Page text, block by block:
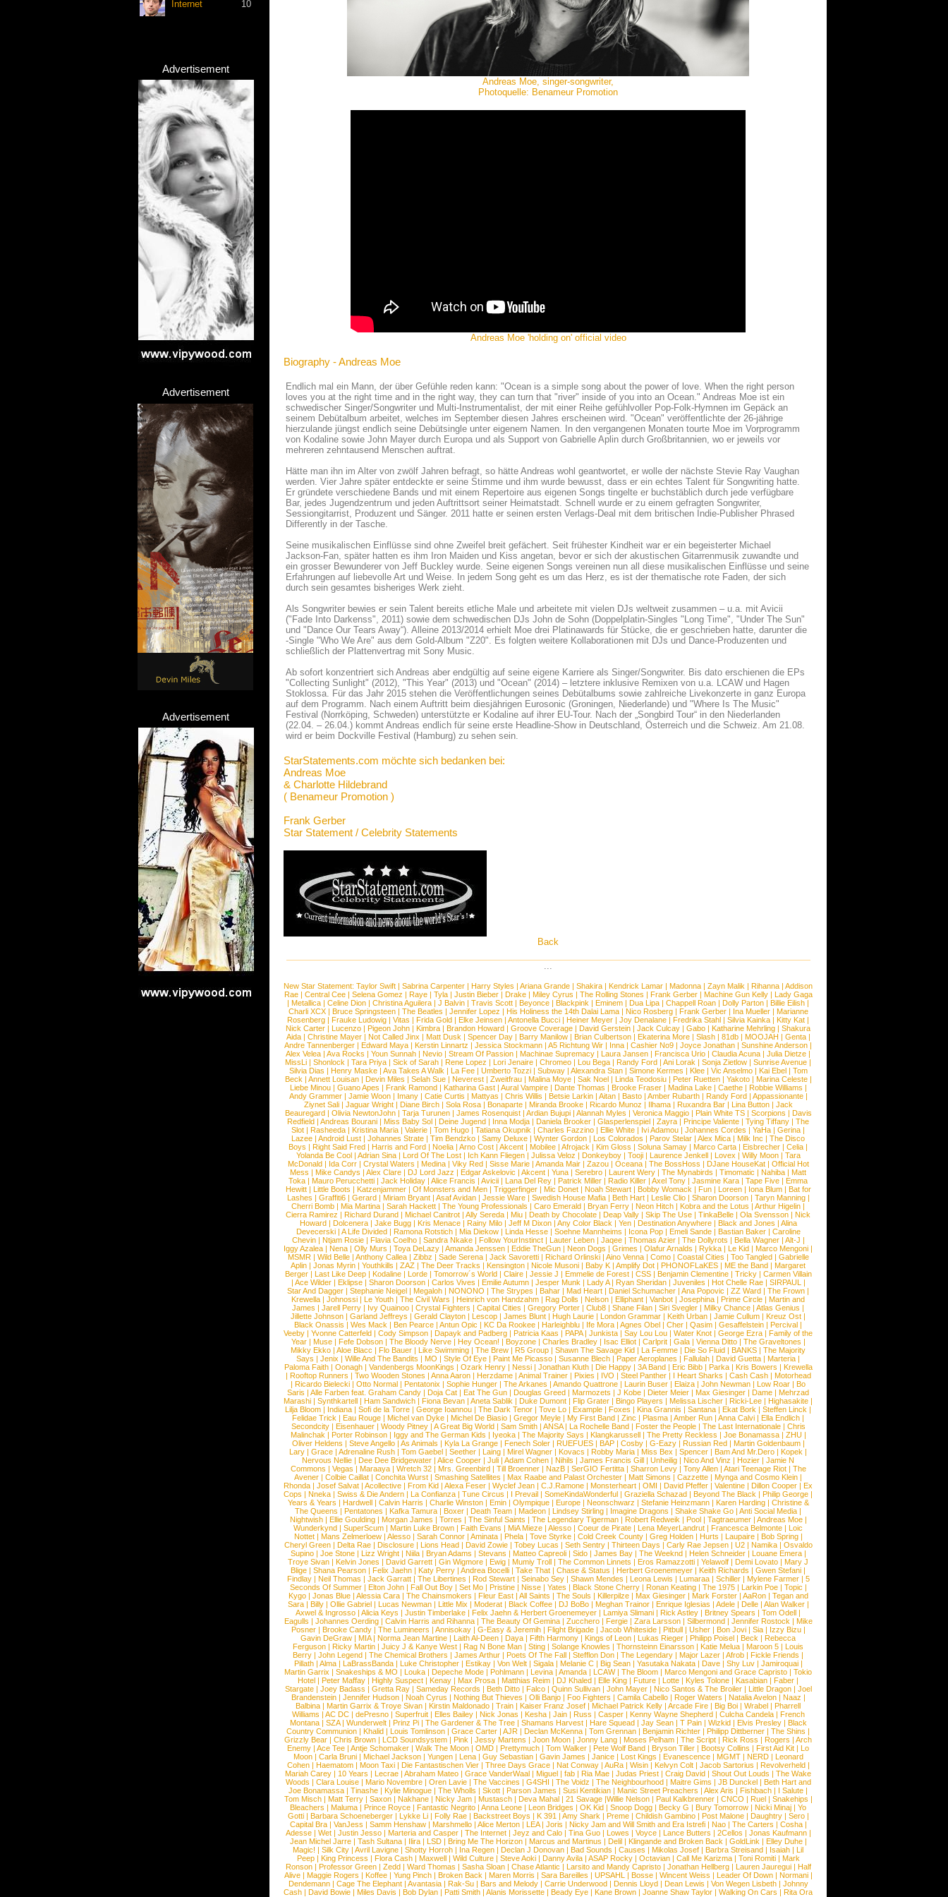
Internet 10
Advertisement
Advertisement
Advertisement
Andreas Moe, singer-songwriter,
Photoquelle: Benameur Promotion
Andreas Moe 'holding on' official video
Biography - Andreas Moe
Endlich mal ein Mann, der über Gefühle reden kann: "Ocean is a simple song about the power of love. When the right person
loves you at the right time and in the right way, they can turn that "river" inside of you into an Ocean." Andreas Moe ist ein
schwedischer Singer/Songwriter und Multi-Instrumentalist, der mit einer Reihe gefühlvoller Pop-Folk-Hymnen im Gepäck an
seinem Debütalbum arbeitet, welches im September diesen Jahres erscheinen wird. "Ocean" veröffentlichte der 26-jährige
hierzulande jüngst endlich seine Debütsingle unter eigenem Namen. In den vergangenen Monaten tourte Moe im Vorprogramm
von Kodaline sowie John Mayer durch Europa und als Support von Gabrielle Aplin durch Großbritannien, wo er jeweils vor
mehreren zehntausend Menschen auftrat.
Hätte man ihn im Alter von zwölf Jahren befragt, so hätte Andreas wohl geantwortet, er wolle der nächste Stevie Ray Vaughan
werden. Vier Jahre später entdeckte er seine Stimme und ihm wurde bewusst, dass er ein echtes Talent für Songwriting hatte.
Er gründete verschiedene Bands und mit einem Repertoire aus eigenen Songs tingelte er buchstäblich durch jede verfügbare
Bar, jedes Jugendzentrum und jeden Auftrittsort seiner Heimatstadt. Schnell wurde er zu einem gefragten Songwriter,
Sessiongitarrist, Produzent und Sänger. 2011 hatte er seinen ersten Verlags-Deal mit dem britischen Indie-Publisher Phrased
Differently in der Tasche.
Seine musikalischen Einflüsse sind ohne Zweifel breit gefächert. Seit frühester Kindheit war er ein begeisterter Michael
Jackson-Fan, später hatten es ihm Iron Maiden und Kiss angetan, bevor er sich der akustischen Gitarrenmusik zuwandte und
ein grosser Bewunderer von Jeff Buckley wurde. Seine eigenen Songs vereinen nun all diese musikalischen Einflüsse und seine
Erfahrungen auf liebevolle Art und Weise. In jedem Song geht es um das Herz, es ist der thematische rote Faden, der sich
durch sein gesamtes bisheriges Werk zieht.
Als Songwriter bewies er sein Talent bereits etliche Male und arbeitete mit vielen DJs weltweit zusammen – u.a. mit Avicii
("Fade Into Darkenss", 2011) sowie dem schwedischen DJs John de Sohn (Doppelplatin-Singles "Long Time", "Under The Sun"
und "Dance Our Tears Away“). Alleine 2013/2014 erhielt Moe drei Platinawards für Stücke, die er geschrieben hatte, darunter die
-Single "Who We Are" aus dem Gold-Album "Z20". Es folgten weitere Kollaborationen mit DJs und Dance-Produzenten und
schließlich der Plattenvertrag mit Sony Music.
Ab sofort konzentriert sich Andreas aber endgültig auf seine eigene Karriere als Singer/Songwriter. Bis dato erschienen die EPs
"Collecting Sunlight" (2012), "This Year" (2013) und "Ocean" (2014) – letztere inklusive Remixen von u.a. LCAW und Hagen
Stoklossa. Für das Jahr 2015 stehen die Veröffentlichungen seines Debütalbums sowie zahlreiche Livekonzerte in ganz Europa
auf dem Programm. Nach einem Auftritt beim diesjährigen Eurosonic (Groningen, Niederlande) und "Where Is The Music"
Festival (Norrköping, Schweden) unterstützte er Kodaline auf ihrer EU-Tour. Nach der „Songbird Tour“ in den Niederlanden
(22.04. – 26.04.) kommt Andreas endlich für seine erste Headline-Show in Deutschland, Österreich und die Schweiz. Am 21.08.
wird er beim Dockville Festival (Hamburg) zu sehen sein.
StarStatements.com möchte sich bedanken bei:
Andreas Moe
& Charlotte Hildebrand
( Benameur Promotion )
Frank Gerber
Star Statement / Celebrity Statements
Back
...
New Star Statement: Taylor Swift | Sabrina Carpenter | Harry Styles | Ariana Grande | Shakira | Kendrick Lamar | Madonna | Zayn Malik | Rihanna | Addison
Rae| Central Cee| Selena Gomez | Raye| Tyla| Justin Bieber| Drake| Miley Cyrus | The Rolling Stones | Frank Gerber| Machine Gun Kelly| Lady Gaga
| Metallica | Celine Dion | Christina Aguilera | J Balvin | Travis Scott | Beyonce | Blackpink | Eminem | Dua Lipa | Chappell Roan | Dolly Parton | Billie Eilish |
Charli XCX| Bruce Springsteen| The Beatles | Jennifer Lopez | His Holiness the 14th Dalai Lama| Nico Rosberg| Frank Gerber| Ina Mueller| Marianne
Rosenberg | Frauke Ludowig | Vitas | Frida Gold | Elke Jeinsen | Antonella Bucci | Heiner Meyer | Joy Denalane | Fredrika Stahl | Silvia Kainka | Kitty Kat |
Nick Carter | Lucenzo | Pigeon John | Kimbra | Brandon Howard | Groove Coverage | David Gerstein | Jack Culcay | Gabo | Katharine Mehrling | Shakura
Aida| Christine Mayer| Not Called Jinx | Matt Dusk | Spencer Day| Barry Manilow| Brian Culbertson| Ekaterina More| Slash| 81db| MOOJAH | Genta|
Andre Tannenberger | Edward Maya | Kerstin Linnartz | Jessica Stockmann | A5 Richtung Wir | Inna | Cashier No9 | Joyce Jonathan | Sunshine Anderson |
Alex Velea | Ava Rocks | Youn Sunnah | Nevio | Stream Of Passion | Machinae Supremacy | Laura Jansen | Francisca Urio | Claudia Acuna | Julia Dietze |
MissLi | Shonlock | Tara Priya | Sick of Sarah | Rene Lopez | Lori Jenaire | Chromeo | Lou Bega | Randy Ford | Ani Lorak | Sonja Zietlow | Sunrise Avenue |
Silvia Dias | Henry Maske| Ava Takes A Walk | La Fee| Umberto Tozzi| Subway| Alexandra Stan| Simone Kermes | Klee| Vic Anselmo| Kai Ebel| Tom
Beck | Annett Louisan| Devin Miles | Selah Sue| Neverest| Zweitfrau| Malina Moye| Sak Noel| Linda Teodosiu| Peter Ruetten| Yakoto| Marina Celeste|
Liebe Minou| Guano Apes | Frank Ramond| Katharina Gast| Aural Vampire| Dante Thomas | Brooke Fraser| Madina Lake| Caethe| Robbie Williams |
Andy Grammer| Jamie Woon| Imany| Catie Curtis | Mattyas | Chris Willis | Betsie Larkin| Aitan| Basto| Amber Rubarth| Randy Ford| Appassionante|
Ziynet Sali| Jaguar Wright| Diane Birch| Sola Rosa| Bonaparte| Miranda Brooke| Ricardo Munoz | Ilhama| Ruxandra Bar| Lina Button| Jack
Beauregard| Olivia NewtonJohn| Tarja Turunen| James Rosenquist| Ardian Bujupi| Alannah Myles | Veronica Maggio| Plain White TS| Scorpions | Davis
Redfield | Andreas Bourani | Miss Baby Sol | Deine Jugend | Inna Modja | Daniela Brooker | Glasperlenspiel | Zayra | Principe Valiente | Tying Tiffany | The
Slot | Rasheeda | Kristina Maria | Valerie | Tom Hugo | Tatiana Okupnik | Charles Fazzino | Ellie White | Ivi Adamou | Johannes Cordes | YaHa | Gerina |
Lazee | Android Lust | Johannes Strate | Tim Bendzko | Samy Deluxe | Wynter Gordon | Los Colorados | Parov Stelar | Alex Mica | Milk Inc | The Disco
Boys | Right Said Fred | Harris and Ford | Noelia | Arno Cost | Akcent | Mobilee | Afrojack | Kim Gloss | Soluna Samay | Marco Carta | Eisbrecher | Celia |
Yolanda Be Cool| Adrian Sina| Lord Of The Lost| Ich Kann Fliegen| Julissa Veloz | Donkeyboy| Tooji| Laurence Jenkell| Lovex | Willy Moon| Tara
McDonald| Ida Corr| Crystal Waters | Medina| Viky Red| Sisse Marie| Amanda Mair| Zazou| Oceana| The BossHoss | DJane HouseKat| Official Hot
Mess | Mike Candys | Alex Clare | DJ Lord Jazz | Edgar Askelovic | Akcent | Yuna | Serebro | Laurent Wery | The Mynabirds | Timomatic | Nahiba | Matt
Toka | Mauro Perucchetti | Jack Holiday | Alice Francis | Avicii | Lana Del Rey | Patrick Miller | Radio Killer | Axel Tony | Jasmine Kara | Tape Five | Emma
Hewitt| Little Boots | Katzenjammer| Of Monsters and Men| Triggerfinger| Mic Donet| Noah Stewart| Bobby Womack | Fun| Loreen| Iona Blum| Bat for
Lashes | Graffiti6| Gerard| Miriam Bryant| Asaf Avidan| Jessie Ware| Swedish House Mafia| Beth Hart| Leslie Clio| Sharon Doorson| Taryn Manning|
Cherri Bomb | Mia Martina | Sarah Hackett | The Young Professionals | Caro Emerald | Bryan Ferry | Neon Hitch | Kobra and the Lotus | Arthur Higelin |
Cierra Ramirez | Richard Durand | Michael Canitrot | Ally Sereda | Miu | Death by Chocolate | Deap Vally | Skip The Use | TinkaBelle | Ola Svensson | Nick
Howard| Dolcenera| Jake Bugg| Kris Menace| Rainy Milo| Jeff M Dixon| Any Color Black | Yen| Destination Anywhere| Black and Jones | Alina
Devecerski| A Life Divided| Ramona Rotstich| Mia Diekow| Linda Hesse| Soehne Mannheims | Icona Pop| Emeli Sande| Bastian Baker| Caroline
Chevin| Ntjam Rosie| Flavia Coelho| Sandra Nkake| Follow YourInstinct| Lauter Leben| Jaqee| Thomas Azier| The Dollyrots | Bella Wagner| Alt-J |
Iggy Azalea | Nena | Olly Murs | Toya DeLazy | Amanda Jenssen | Eddie TheGun | Neon Dogs | Grimes | Olafur Arnalds | Rykka | Le Kid | Marco Mengoni |
MSMR| Wild Belle| Anthony Callea| Zibbz | Sade Serena| Jack Savoretti| Richard Orlinski| Aino Venna| Como| Coastal Cities | Too Tangled| Gabrielle
Aplin | Jonas Myrin | Youthkills | ZAZ | The Deer Tracks | Kensington | Nicole Musoni | Baby K | Amplify Dot | PHONOFLaKES | ME the Band | Margaret
Berger| Last Like Deep| Kodaline| Lorde| Tomorrow´s World| Claire| Jessie J | Emmelie de Forest| CSS| Benjamin Clementine| Tricky| Carmen Villain
| Ace Wilder| Eklipse| Sharon Doorson| Carlos Vives | Emilie Autumn| Jesper Munk | Lady A| Ryan Sheridan| Juveniles | Hot Chelle Rae| SIRPAUL
|
Star And Dagger | Stephanie Neigel | Megaloh | NONONO | The Strypes | Bahar | Mad Heart | Daniel Schumacher | Ana Popovic | ZZ Ward | The Frown |
Krewella | Johnossi | Le Youth | The Civil Wars | Heinrich von Handzahm | Rag Dolls | Nelson | Elliphant | Vanbot | Josephina | Prime Circle | Martin and
James | Jarell Perry | Ivy Quainoo | Crystal Fighters | Capital Cities | Gregory Porter | Club8 | Shane Filan | Siri Svegler | Milky Chance | Atlas Genius |
Jillette Johnson | Garland Jeffreys | Gerald Clayton | Lescop | James Blunt | Hugh Laurie | London Grammar | Keith Urban | Jamie Cullum | Kreuz Ost |
Black Onassis | Wes Mack | Ben Pearce | Antun Opic | KC Da Rookee | Harleighblu | Ife Mora | Agnes Obel | Cher | Qasim | Gesaffelstein | Percival |
Veeby | Yvonne Catterfeld | Cody Simpson | Dapayk and Padberg | Patricia Kaas | PAPA| Junkista | Say Lou Lou | Water Knot | George Ezra | Family of the
Year| Muse| Fefe Dobson| The Bloody Nerve| Hey Ocean! | Boyzone| Charles Bradley| Isac Elliot| Carlprit| Gala| Vienna Ditto| The Graveltones |
Mikky Ekko | Aloe Blacc | Flo Bauer | Like Swimming | The Brew | R5 Group | Shawn The Savage Kid | La Femme | Die So Fluid | BANKS | The Majority
Says | Jenix | Wille And The Bandits | MO | Style Of Eye | Paint Me Picasso | Susanne Blech | Paper Aeroplanes | Fallulah | David Guetta | Marteria |
Paloma Faith| Oonagh| Vandenbergs MoonKings | Ozark Henry| Nessi| Jonathan Kluth| Die Happy| 3A Band| Eric Bibb| Parka| Kris Bowers | Krewella
| Rooftop Runners | Two Wooden Stones | Anna Aaron| Herzdame| Animal Trainer| Pixies | IVO | Steel Panther| I Heart Sharks | Cash Cash| Motorhead
| Ricardo Bielecki | Otto Normal | Pentatonix | Sophie Hunger | The Arkanes | Amando Quattrone | Laurin Buser | Elaiza | John Newman | Low Roar | Bo
Saris | Alle Farben feat. Graham Candy | Doja Cat | Eat The Gun | Douglas Greed | Marmozets | J Kobe | Dieter Meier | Max Giesinger | Dame | Mehrzad
Marashi | Synthkartell | Ham Sandwich | Fiona Bevan | Aneta Sablik | Duke Dumont | Flip Grater | Bingo Players | Melissa Lischer | Ricki-Lee | Highasakite |
Lilja Bloom | Indiana | Sofi de la Torre | George Ioannou | The Dark Tenor | Tove Lo | Example | Foxes | Kina Grannis | Santana | Ekat Bork | Steffen Linck |
Felidae Trick | Eau Rouge | Michel van Dyke | Michel De Biasio | Gregor Meyle | My First Band | Zinc | Plasma | Amber Run | Anna Calvi | Ella Endlich |
Secondcity| Eisenhauer| Woody Pitney| A Great Big World| Sam Smith| ANSA| La Rochelle Band| Foster the People| The Last Internationale| Chris
Malinchak | Porter Robinson| Iggy and The German Kids | Iyeoka| The Majority Says | Klangkarussell| The Pretty Reckless | Joe Bonamassa| ZHU|
Oliver Heldens | Steve Angello| As Animals | Kyla La Grange| Fenech Soler| RUEFUES| BAP| Cosby| G-Eazy| Russian Red| Martin Goldenbaum|
Lary | Grace | Adrenaline Rush | Tom Gaebel | Seether | Laing | Mirel Wagner | Kovacs | Robby Maria | Miss Bex | Spencer | Bam And Mr.Dero | Kopek |
Nervous Nellie | Dee Dee Bridgewater | Alice Cooper | Juli | Adam Cohen | Nihils | James Francis Gill | Unheilig | Nico And Vinz | Hozier | Jamie N
Commons | Vegas | Maraaya| Wretch 32| Mrs. Greenbird| Till Broenner| NazB| SerGIO Fertitta| Sharron Levy| Tony Allen| Atari Teenage Riot| The
Avener | Colbie Caillat | Conchita Wurst | Smashing Satellites | Max Raabe and Palast Orchester | Matt Simons | Cazzette | Mynga and Cosmo Klein |
Rhonda | Josef Salvat | Acollective | From Kid | Alexa Feser | Wyclef Jean | C.J.Ramone | Monsterheart | OMI | David Pfeffer | Valentine | Dillon Cooper | Ex
Cops | Nneka | Swiss & Die Andern | La Confianza | Tune Circus | I Prevail | SomeKindaWonderful | Graziella Schazad | Beyond The Black | Philip George |
Years & Years | Hardwell| Calvin Harris | Charlie Winston| Emin| Olympique| Europe| Neonschwarz | Stefanie Heinzmann| Karen Harding| Christine &
The Queens | Pentatones | Kafka Tamura | Boxer | Death Team | Madeon | Lindsey Stirling | Imagine Dragons | Shake Shake Go | Anti Social Media |
Nightwish| Ellie Goulding| Morgan James | Torres | The Sinful Saints | The Legendary Tigerman| Robert Redweik | Pool| Tagtraeumer| Andreas Moe|
Wunderkynd | SuperScum | Martin Luke Brown | Faith Evans | MiA Mieze | Alesso | Coeur de Pirate | Lena MeyerLandrut | Francesca Belmonte | Loic
Nottet| Mans Zelmerloew| Alesso| Sarah Connor| Aminata| Phela| Tove Styrke| Cold Creek County| Greg Holden| Hurts | Laupaire| Bob Spring|
Cheryl Green| Delta Rae| Disclosure| Lions Head| David Zowie| Tobey Lucas | Seth Sentry| Thirteen Days | Carly Rae Jepsen| U2| Namika| Osvaldo
Supino| Joe Stone| Lizz Wright| Niila| Bryan Adams | Stevans | Matteo Capreoli| Sido| James Bay| The Weeknd| Helen Schneider| Louane Emera|
Troye Sivan | Kelvin Jones | David Garrett | Gin Wigmore | Ewig | Mumiy Troll | The Common Linnets | Eros Ramazzotti | Yelawolf | Demi Lovato | Mary J
Blige | Shana Pearson | Felix Jaehn | Katy Perry | Andrea Bocelli | Take That | Chase & Status | Herbert Groenemeyer | Keith Richards | Gwen Stefani |
Findlay| Neil Thomas | Jack Garratt| The Libertines | Rod Stewart| Seinabo Sey| Shawn Mendes | Leona Lewis | Lumaraa| Schiller| Mylene Farmer| 5
Seconds Of Summer| Elton John| Fall Out Boy| Set Mo| Pristine| Nisse| Yates | Black Stone Cherry| Ronan Keating| The 1975| Larkin Poe| Topic |
Kygo| Jonas Blue| Alessia Cara| The Chainsmokers | Fleur East| All Saints | The Souls | Killerpilze| Max Giesinger| Mark Forster| AaRon| Tegan and
Sara| Billy| Ollie Gabriel| Lucas Newman| Little Mix | Moderat| Black Coffee| DJ BoBo| Meghan Trainor| Enrique Iglesias | Adele| Delle| Alan Walker|
Axwel & Ingrosso | Alicia Keys | Justin Timberlake | Felix Jaehn & Herbert Groenemeyer | Lamiya Slimani | Rick Astley | Britney Spears | Tom Odell |
Eagulls | Johannes Oerding| Calvin Harris and Rihanna| The Beauty Of Gemina| Zucchero| Fergie| Zara Larsson| Silbermond| Jennifer Rostock | Mike
Posner| Brooke Candy| The Lumineers | Annisokay| G-Easy & Jeremih| Flight Brigade| Jacob Whiteside| Pitbull| Usher| Bon Jovi| Sia| Izzy Bizu|
Gavin DeGraw | MIA| Norma Jean Martine | Laith Al-Deen | Daya | Fifth Harmony | Kings of Leon | Lukas Rieger | Philipp Poisel | Beck | Rebecca
Ferguson | Ricky Martin | Juicy J & Kanye West | Rag N Bone Man | Sting | Solange Knowles | Thornsteinn Einarsson | Katie Melua | Maroon 5 | Louis
Berry | John Legend | The Chemical Brothers | James Arthur | Poets Of The Fall | Stefflon Don | The Legendary | Major Lazer | Afrob | Fickle Friends |
Pillath| Alma| LaBrassBanda| Luke Christopher| Estikay| Von Welt| Sigala| Melanie C| Big Sean| Yasutaka Nakata| Dave| Shy Luv| Jamiroquai|
Martin Garrix | Snakeships & MO | Louka | Depeche Mode | Pohlmann | Levina | Amanda | LCAW| The Bloom | Marco Mengoni and Grace Capristo | Tokio
Hotel | Peter Maffay | Highly Suspect | Kenay | Max Prosa | Matthias Reim | DJ Khaled | Elle King | Future | Lotte | Kyles Tolone | Kasabian | Faber |
Stargate| Joey Badass | Gretta Ray| Sameday Records | Beth Ditto| Falco| Quinn Sullivan| John Mayer| Nico Santos & The Broiler| Little Dragon| Joel
Brandenstein| Jennifer Hudson| Noah Cyrus | Nothing But Thieves | Olli Banjo| Foo Fighters | Camila Cabello| Roger Waters | Natalia Avelon| Naaz |
Balbina | Martin Garrix & Troye Sivan | Kirstin Maldonado | Train | Kaiser Franz Josef | Michael Patrick Kelly | Arcade Fire | Big Boi | Wrabel | Pharrell
Williams | AC DC| dePresno| Superfruit| Elles Bailey| Nick Jonas | Kesha| Jain| Russ | Casper| Kenny Wayne Shepherd| Culcha Candela| French
Montana| SZA| Wunderwelt| Prinz Pi| The Gardener & The Tree| Shamans Harvest| Hare Squead| Jay Sean| T Pain| Wizkid| Elvis Presley| Black
Country Communion | Khalid | Louis Tomlinson | Grace Carter | AJR | Declan McKenna | Tom Grennan | Benjamin Richter | Philipp Dittberner | The Shins |
Grizzly Bear | Chris Brown | LCD Soundsystem | Pink | Jessy Martens | Joon Moon | Jonny Lang | Moses Pelham | The Script | Rick Ross | Rogers | Arch
Enemy | Ace Tee | Antje Schomaker | Walk The Moon | OMD | Prettymuch | Tom Walker | Pete Wolf Band | Bryson Tiller | Bootsy Collins | First Aid Kit | Lo
Moon| Carla Bruni| Michael Jackson| Yungen| Lena| Guy Sebastian| Gavin James | Janice| Lost Kings | Evanescence| MGMT| NERD| Leonard
Cohen| Haematom| Moon Taxi| Die Fantastischen Vier| Three Days Grace| Nat Conway| AuRa| Wisin| Kelvyn Colt| Jacob Sartorius | Revolverheld|
Mariah Carey | 10 Years | Lecrae | Abraham Mateo | Grace VanderWaal | Miguel | fab | Ria Mae | Judas Priest | Craig David | Shout Out Louds | The Wake
Woods | Clara Louise| Mario Novembre| Oren Lavie| The Vaccines | G4SHI | The Voidz | The Neighbourhood| Maitre Gims | JB Dunckel| Beth Hart and
Joe Bonamassa | Tinashe | Kylie Minogue | The Wholls | Skott | Parson James | Susi Kentikian | Manic Street Preachers | Alex Aris | Fishbach | I Salute |
Tom Misch| Matt Terry| Saxon| Nakhane| Nicky Jam| Mustasch| Deva Mahal| 21 Savage|Willie Nelson| Paul Kalkbrenner| CNCO | Ruel| Snakehips |
Bleachers | Maluma | Prince Royce | Fantastic Negrito | Anna Leone | Leon Bridges | OK Kid | Snoop Dogg | Becky G | Bury Tomorrow | Nicki Minaj | Yo
Gotti| Barbara Schoeneberger| Lykke Li| Folly Rae| Backstreet Boys | K 391 | Amy Shark | Preme| Childish Gambino| Post Malone| Daughtry| Sero|
Capital Bra| VanJess | Samm Henshaw| Marshmello| Alice Merton| LEA| Joris | Nicky Jam and Will Smith and Era Istrefi| Nao| The Carters | Cosha|
Adesse| Wet| Justin Jesso| Marteria and Casper| The Internet| Jeyz and Calo| Tina Guo| Lowes | Voyce| Lance Butters | 2Cellos | Jonas Kaufmann|
Jean Michel Jarre| Tash Sultana| Ilira| LSD| Bring Me The Horizon| Marcus and Martinus | Delil| Klingande and Broken Back | GoldLink | Elley Duhe|
Magic! | Silk City | Avril Lavigne | Shotty Horroh | Ina Regen | Declan J Donovan | Bad Sounds | Causes | Mikolas Josef | Barbra Streisand | Isaiah | Lil
Peep| King Princess | Flora Cash| Maxwell| Wild Culture| Steve Aoki| Danny Avila| ASAP Rocky| Octavian| Call Me Karizma| Toni Romiti| Mark
Ronson| Professor Green| Zedd| Ward Thomas | Sasha Sloan| Chase Atlantic | Larsito and Mandy Capristo| Jonathan Hellberg| Lauren Jauregui| Half
Alive| Maggie Rogers | Koffee| Yung Pinch| Broken Back | Maren Morris | Sara Bareilles | UPSAHL | Bosse| Wincent Weiss | Leader Of Down| Normani|
Dendemann| Cage The Elephant| Avantasia| Rak-Su| Bars and Melody| Carrie Underwood| Dennis Lloyd| Dean Lewis | Von Wegen Lisbeth| Johnny
Cash | David Bowie | Miles Davis | Bob Dylan | Patti Smith | Alanis Morissette | Beady Eye | Kane Brown | Joanne Shaw Taylor | Walking On Cars | Rita Ora